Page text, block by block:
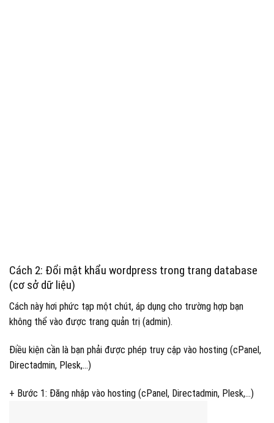
Cách 2: Đổi mật khẩu wordpress trong trang database
(cơ sở dữ liệu)
Cách này hơi phức tạp một chút, áp dụng cho trường hợp bạn
không thể vào được trang quản trị (admin).
Điều kiện cần là bạn phải được phép truy cập vào hosting (cPanel,
Directadmin, Plesk,…)
+ Bước 1: Đăng nhập vào hosting (cPanel, Directadmin, Plesk,…)